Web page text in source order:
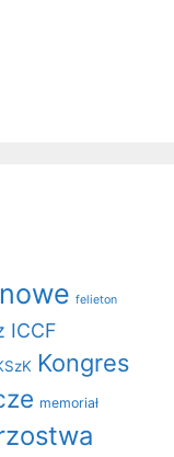
felieton
ICCF
Kongres
memoriał